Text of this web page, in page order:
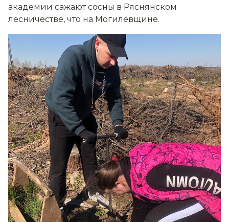
академии сажают сосны в Ряснянском
лесничестве, что на Могилёвщине.